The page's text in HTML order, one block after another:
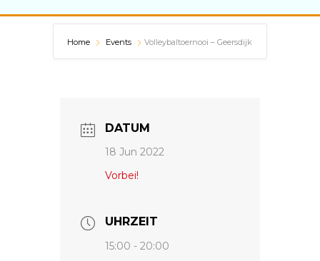
k
-
Home Events Volleybaltoernooi – Geersdijk
DATUM
18 Jun 2022
Vorbei!
UHRZEIT
15:00 - 20:00